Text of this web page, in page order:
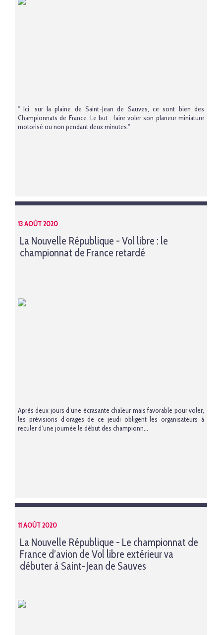
" Ici, sur la plaine de Saint-Jean de Sauves, ce sont bien des
Championnats de France. Le but : faire voler son planeur miniature
motorisé ou non pendant deux minutes."
13 AOÛT 2020
La Nouvelle République - Vol libre : le
championnat de France retardé
Après deux jours d’une écrasante chaleur mais favorable pour voler,
les prévisions d’orages de ce jeudi obligent les organisateurs à
reculer d’une journée le début des championn...
11 AOÛT 2020
La Nouvelle République - Le championnat de
France d’avion de Vol libre extérieur va
débuter à Saint-Jean de Sauves